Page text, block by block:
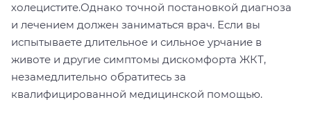
холецистите.Однако точной постановкой диагноза
и лечением должен заниматься врач. Если вы
испытываете длительное и сильное урчание в
животе и другие симптомы дискомфорта ЖКТ,
незамедлительно обратитесь за
квалифицированной медицинской помощью.